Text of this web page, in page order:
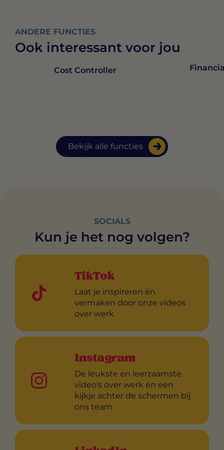
ANDERE FUNCTIES
Ook interessant voor jou
Bekijk alle functies
Cost Controller
SOCIALS
Kun je het nog volgen?
TikTok
Laat je inspireren én
vermaken door onze videos
over werk
Instagram
De leukste en leerzaamste
video's over werk én een
kijkje achter de schermen bij
ons team